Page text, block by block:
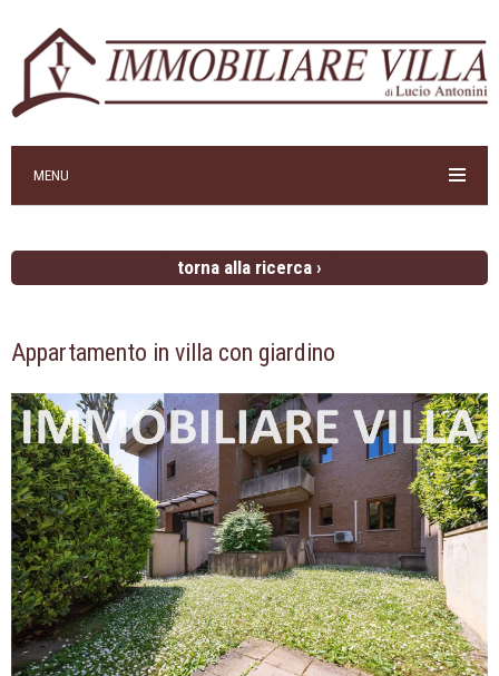
MENU
torna alla ricerca ›
Appartamento in villa con giardino